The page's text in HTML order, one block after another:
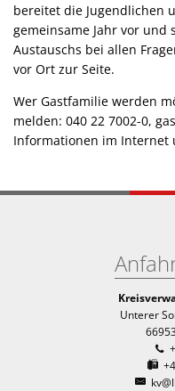
bereitet die Jugendlichen
gemeinsame Jahr vor
Austauschs bei allen
vor Ort zur Seite.
Wer Gastfamilie werden
melden: 040 22 7002-0,
Informationen im Internet
Unterer